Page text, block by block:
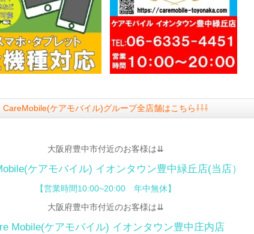
CareMobile(ケアモバイル)グループ全店舗はこちら⇩⇩⇩
大阪府豊中市付近のお客様は⇊
ケアモバイル) イオンタウン豊中緑丘店(当店）
【営業時間10:00~20:00 年中無休】
大阪府豊中市付近のお客様は⇊
Mobile(ケアモバイル) イオンタウン豊中庄内店